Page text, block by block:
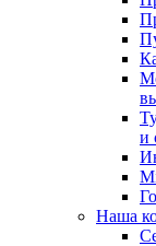
и
Наша